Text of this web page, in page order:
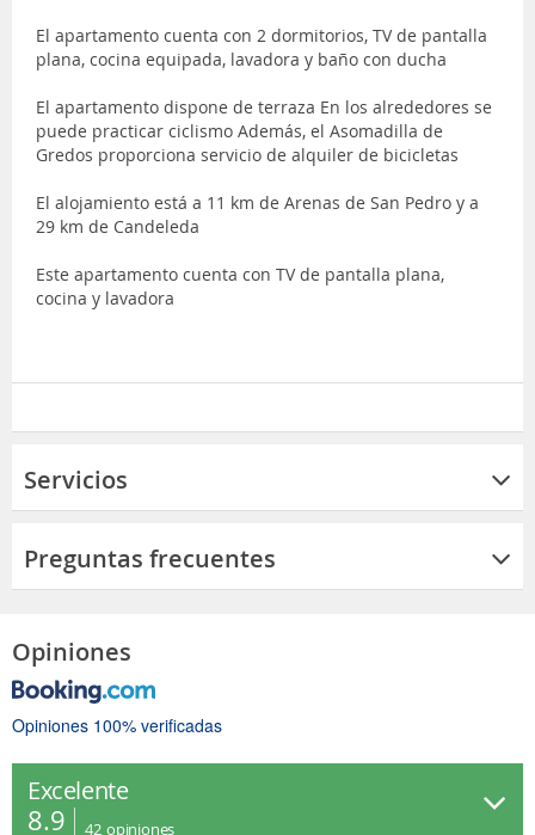
El apartamento cuenta con 2 dormitorios, TV de pantalla
plana, cocina equipada, lavadora y baño con ducha
El apartamento dispone de terraza En los alrededores se
puede practicar ciclismo Además, el Asomadilla de
Gredos proporciona servicio de alquiler de bicicletas
El alojamiento está a 11 km de Arenas de San Pedro y a
29 km de Candeleda
Este apartamento cuenta con TV de pantalla plana,
cocina y lavadora
Servicios
Preguntas frecuentes
Opiniones
Opiniones 100% verificadas
Excelente
8.9 42 opiniones